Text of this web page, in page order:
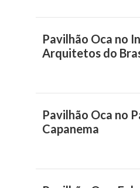
Pavilhão Oca no
Arquitetos do
Pavilhão Oca no
Capanema